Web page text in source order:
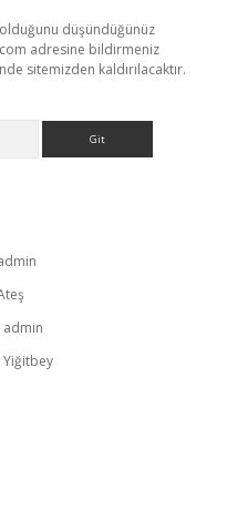
düşündüğünüz
adresine bildirmeniz
sitemizden kaldırılacaktır.
admin
Yiğitbey